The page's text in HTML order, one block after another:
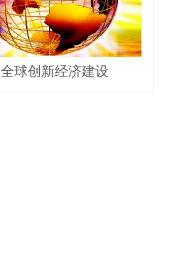
全球创新经济建设